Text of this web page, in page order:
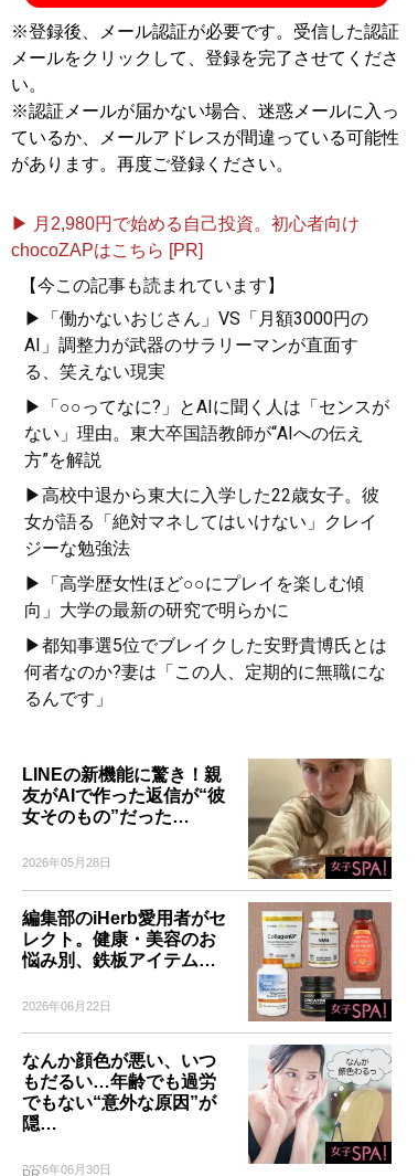
※登録後、メール認証が必要です。受信した認証
メールをクリックして、登録を完了させてくださ
い。
※認証メールが届かない場合、迷惑メールに入っ
ているか、メールアドレスが間違っている可能性
があります。再度ご登録ください。
▶ 月2,980円で始める自己投資。初心者向け
chocoZAPはこちら [PR]
【今この記事も読まれています】
▶「働かないおじさん」VS「月額3000円の
AI」調整力が武器のサラリーマンが直面す
る、笑えない現実
▶「○○ってなに?」とAIに聞く人は「センスが
ない」理由。東大卒国語教師が“AIへの伝え
方”を解説
▶高校中退から東大に入学した22歳女子。彼
女が語る「絶対マネしてはいけない」クレイ
ジーな勉強法
▶「高学歴女性ほど○○にプレイを楽しむ傾
向」大学の最新の研究で明らかに
▶都知事選5位でブレイクした安野貴博氏とは
何者なのか?妻は「この人、定期的に無職にな
るんです」
LINEの新機能に驚き！親
友がAIで作った返信が“彼
女そのもの”だった…
2026年05月28日
編集部のiHerb愛用者がセ
レクト。健康・美容のお
悩み別、鉄板アイテム…
2026年06月22日
なんか顔色が悪い、いつ
もだるい…年齢でも過労
でもない“意外な原因”が
隠…
2026年06月30日